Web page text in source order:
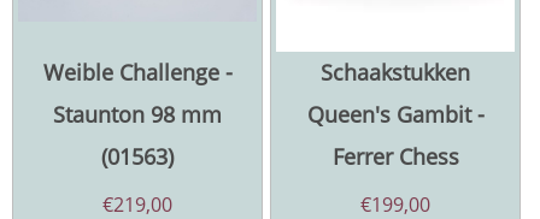
Weible Challenge -
Staunton 98 mm
(01563)
€219,00
Schaakstukken
Queen's Gambit -
Ferrer Chess
€199,00